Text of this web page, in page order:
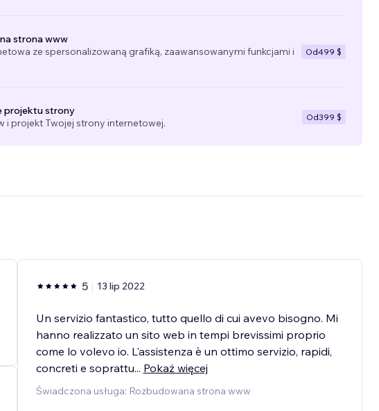
strona www
ze spersonalizowaną grafiką, zaawansowanymi funkcjami i
Od499 $
projektu strony
i projekt Twojej strony internetowej.
Od399 $
5 13 lip 2022
Un servizio fantastico, tutto quello di cui avevo bisogno. Mi
hanno realizzato un sito web in tempi brevissimi proprio
come lo volevo io. L'assistenza è un ottimo servizio, rapidi,
concreti e soprattu... Pokaż więcej
Świadczona usługa: Rozbudowana strona www